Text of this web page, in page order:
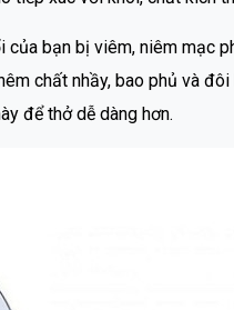
bạn bị viêm, niêm mạc
chất nhầy, bao phủ và
để thở dễ dàng hơn.